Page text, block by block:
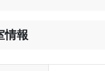
情報